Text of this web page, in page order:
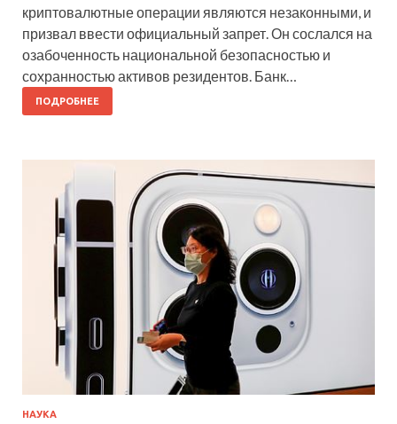
криптовалютные операции являются незаконными, и
призвал ввести официальный запрет. Он сослался на
озабоченность национальной безопасностью и
сохранностью активов резидентов. Банк…
ПОДРОБНЕЕ
НАУКА